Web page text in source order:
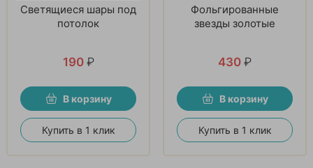
Светящиеся шары под
потолок
190 ₽
В корзину
Купить в 1 клик
Фольгированные
звезды золотые
430 ₽
В корзину
Купить в 1 клик